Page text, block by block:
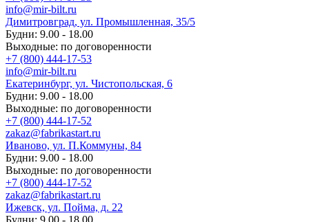
info@mir-bilt.ru
Димитровград, ул. Промышленная, 35/5
Будни: 9.00 - 18.00
Выходные: по договоренности
+7 (800) 444-17-53
info@mir-bilt.ru
Екатеринбург, ул. Чистопольская, 6
Будни: 9.00 - 18.00
Выходные: по договоренности
+7 (800) 444-17-52
zakaz@fabrikastart.ru
Иваново, ул. П.Коммуны, 84
Будни: 9.00 - 18.00
Выходные: по договоренности
+7 (800) 444-17-52
zakaz@fabrikastart.ru
Ижевск, ул. Пойма, д. 22
Будни: 9.00 - 18.00